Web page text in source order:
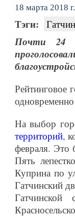
18 марта 2018 г.
Тэги:
Почти 24
Рейтинговое
На выбор
территорий,
февраля. Это
Пять
Куприна по
Гатчинский